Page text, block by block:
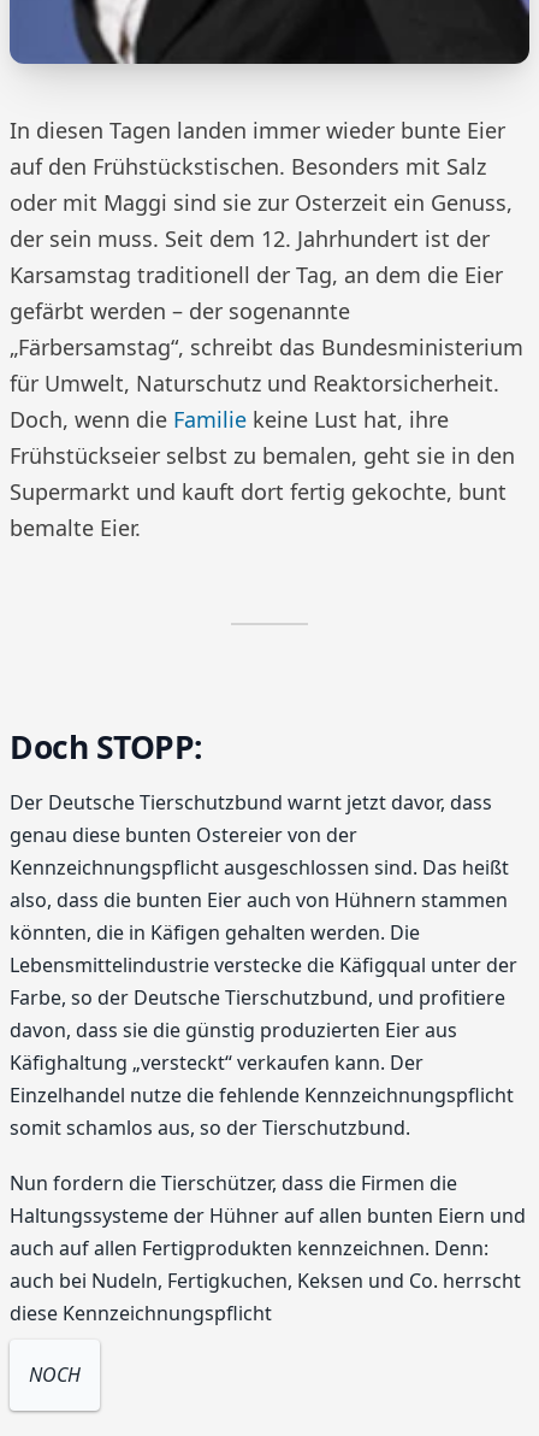
In diesen Tagen landen immer wieder bunte Eier
auf den Frühstückstischen. Besonders mit Salz
oder mit Maggi sind sie zur Osterzeit ein Genuss,
der sein muss. Seit dem 12. Jahrhundert ist der
Karsamstag traditionell der Tag, an dem die Eier
gefärbt werden – der sogenannte
„Färbersamstag“, schreibt das Bundesministerium
für Umwelt, Naturschutz und Reaktorsicherheit.
Doch, wenn die Familie keine Lust hat, ihre
Frühstückseier selbst zu bemalen, geht sie in den
Supermarkt und kauft dort fertig gekochte, bunt
bemalte Eier.
Doch STOPP:
Der Deutsche Tierschutzbund warnt jetzt davor, dass
genau diese bunten Ostereier von der
Kennzeichnungspflicht ausgeschlossen sind. Das heißt
also, dass die bunten Eier auch von Hühnern stammen
könnten, die in Käfigen gehalten werden. Die
Lebensmittelindustrie verstecke die Käfigqual unter der
Farbe, so der Deutsche Tierschutzbund, und profitiere
davon, dass sie die günstig produzierten Eier aus
Käfighaltung „versteckt“ verkaufen kann. Der
Einzelhandel nutze die fehlende Kennzeichnungspflicht
somit schamlos aus, so der Tierschutzbund.
Nun fordern die Tierschützer, dass die Firmen die
Haltungssysteme der Hühner auf allen bunten Eiern und
auch auf allen Fertigprodukten kennzeichnen. Denn:
auch bei Nudeln, Fertigkuchen, Keksen und Co. herrscht
diese Kennzeichnungspflicht
NOCH